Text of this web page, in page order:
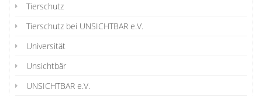
Tierschutz
Tierschutz bei UNSICHTBAR e.V.
Universität
Unsichtbär
UNSICHTBAR e.V.